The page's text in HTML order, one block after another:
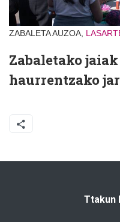
ZABALETA AUZOA,
Zabaletako
haurrentzako
Ttakun